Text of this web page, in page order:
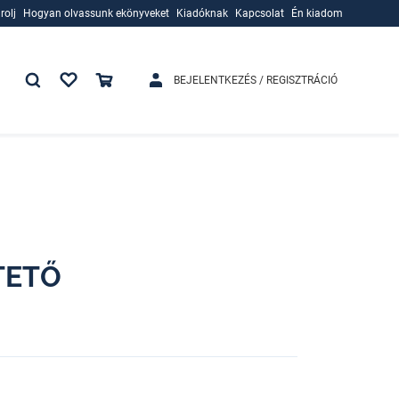
Hogyan olvassunk ekönyveket
Kiadóknak
Kapcsolat Én kiadom
BEJELENTKEZÉS / REGISZTRÁCIÓ